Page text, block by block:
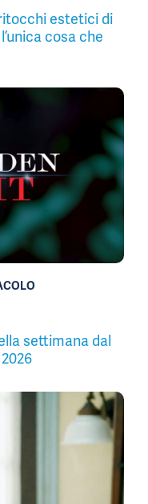
estetici di
cosa che
settimana dal